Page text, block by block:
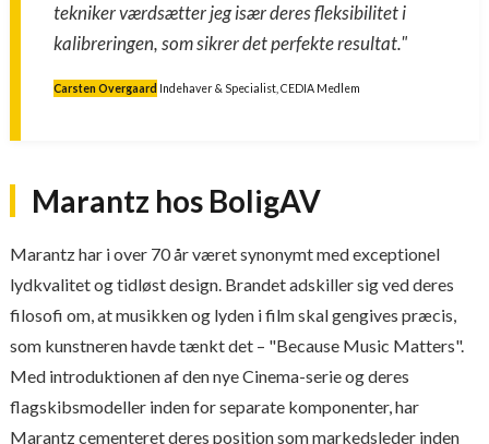
tekniker værdsætter jeg især deres fleksibilitet i
kalibreringen, som sikrer det perfekte resultat."
Carsten Overgaard Indehaver & Specialist, CEDIA Medlem
Marantz hos BoligAV
Marantz har i over 70 år været synonymt med exceptionel
lydkvalitet og tidløst design. Brandet adskiller sig ved deres
filosofi om, at musikken og lyden i film skal gengives præcis,
som kunstneren havde tænkt det – "Because Music Matters".
Med introduktionen af den nye Cinema-serie og deres
flagskibsmodeller inden for separate komponenter, har
Marantz cementeret deres position som markedsleder inden